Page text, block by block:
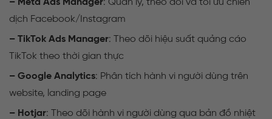
dịch Facebook/Instagram
– TikTok Ads Manager: Theo dõi hiệu suất quảng cáo
TikTok theo thời gian thực
– Google Analytics: Phân tích hành vi người dùng trên
website, landing page
– Hotjar: Theo dõi hành vi người dùng qua bản đồ nhiệt